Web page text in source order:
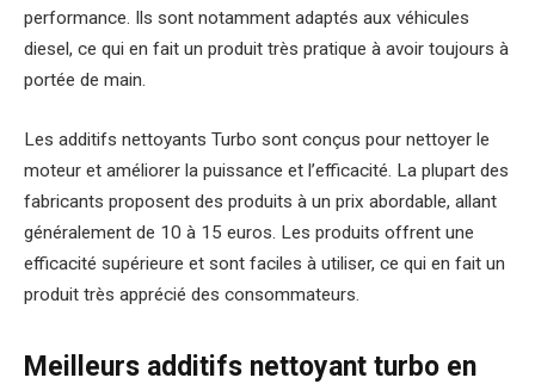
performance. Ils sont notamment adaptés aux véhicules
diesel, ce qui en fait un produit très pratique à avoir toujours à
portée de main.
Les additifs nettoyants Turbo sont conçus pour nettoyer le
moteur et améliorer la puissance et l’efficacité. La plupart des
fabricants proposent des produits à un prix abordable, allant
généralement de 10 à 15 euros. Les produits offrent une
efficacité supérieure et sont faciles à utiliser, ce qui en fait un
produit très apprécié des consommateurs.
Meilleurs additifs nettoyant turbo en